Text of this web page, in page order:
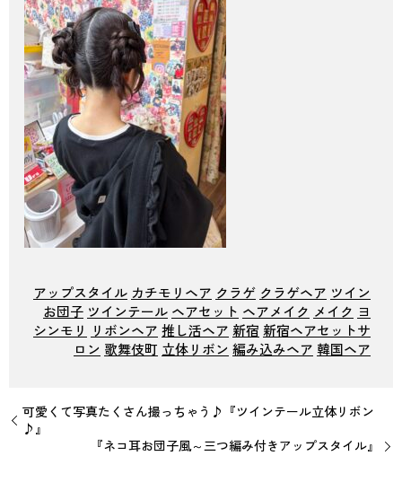
アップスタイル カチモリヘア クラゲ クラゲヘア ツイン
お団子 ツインテール ヘアセット ヘアメイク メイク ヨ
シンモリ リボンヘア 推し活ヘア 新宿 新宿ヘアセットサ
ロン 歌舞伎町 立体リボン 編み込みヘア 韓国ヘア
可愛くて写真たくさん撮っちゃう♪『ツインテール立体リボン
♪』
『ネコ耳お団子風～三つ編み付きアップスタイル』